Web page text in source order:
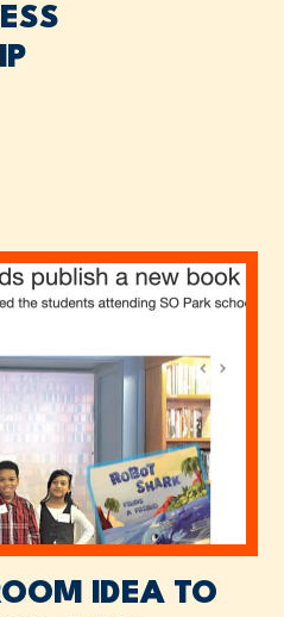
IDEA TO